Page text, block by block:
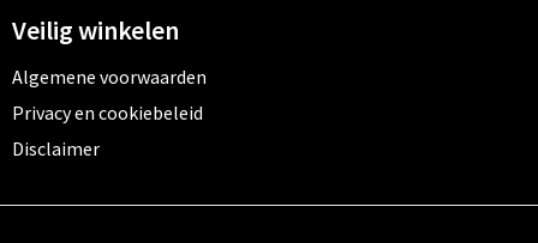
Veilig winkelen
Algemene voorwaarden
Privacy en cookiebeleid
Disclaimer